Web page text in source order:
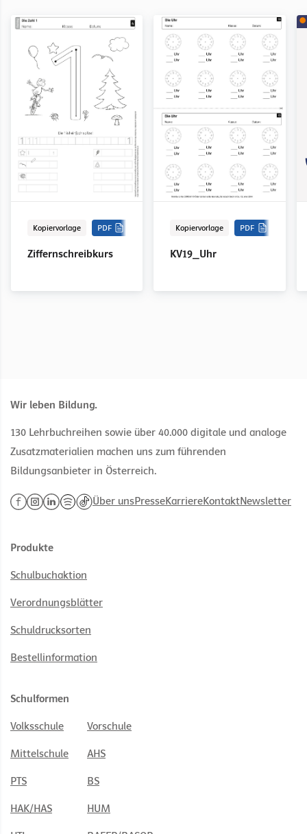
Kopiervorlage PDF
Ziffernschreibkurs
Kopiervorlage PDF
KV19_Uhr
Wir leben Bildung.
130 Lehrbuchreihen sowie über 40.000 digitale und analoge
Zusatzmaterialien machen uns zum führenden
Bildungsanbieter in Österreich.
Über unsPresseKarriereKontaktNewsletter
Produkte
Schulbuchaktion
Verordnungsblätter
Schuldrucksorten
Bestellinformation
Schulformen
Volksschule Vorschule
Mittelschule AHS
PTS BS
HAK/HAS HUM